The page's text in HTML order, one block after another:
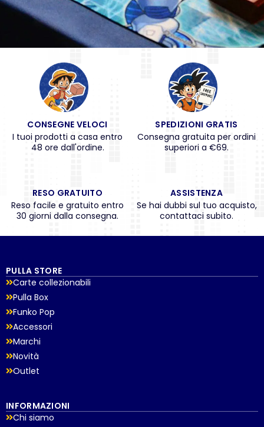
CONSEGNE VELOCI
I tuoi prodotti a casa entro
48 ore dall'ordine.
SPEDIZIONI GRATIS
Consegna gratuita per ordini
superiori a €69.
RESO GRATUITO
Reso facile e gratuito entro
30 giorni dalla consegna.
ASSISTENZA
Se hai dubbi sul tuo acquisto,
contattaci subito.
PULLA STORE
Carte collezionabili
Pulla Box
Funko Pop
Accessori
Marchi
Novità
Outlet
INFORMAZIONI
Chi siamo